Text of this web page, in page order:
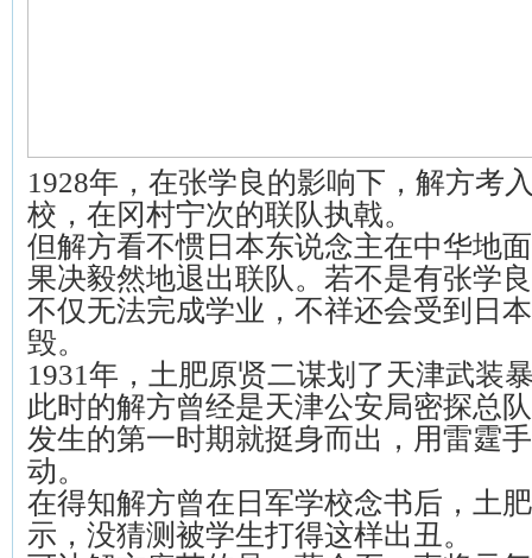
1928年，在张学良的影响下，解方考
校，在冈村宁次的联队执戟。
但解方看不惯日本东说念主在中华地
果决毅然地退出联队。若不是有张学
不仅无法完成学业，不祥还会受到日
毁。
1931年，土肥原贤二谋划了天津武装
此时的解方曾经是天津公安局密探总
发生的第一时期就挺身而出，用雷霆
动。
在得知解方曾在日军学校念书后，土
示，没猜测被学生打得这样出丑。